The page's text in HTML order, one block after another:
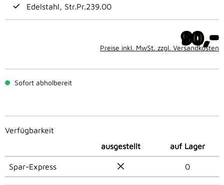
Edelstahl, Str.Pr.239.00
90,-
Preise inkl. MwSt. zzgl. Versandkosten
Sofort abholbereit
Verfügbarkeit
ausgestellt
auf Lager
Spar-Express 0